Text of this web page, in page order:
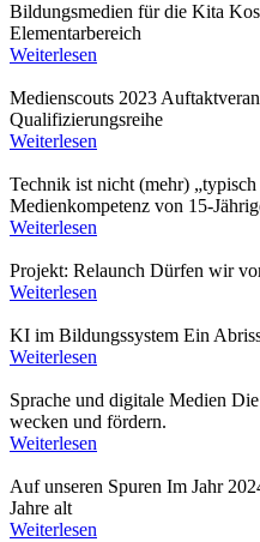
Bildungsmedien für die Kita
Elementarbereich
Weiterlesen
Medienscouts 2023
Qualifizierungsreihe
Weiterlesen
Technik ist nicht (mehr)
Medienkompetenz von 15-
Weiterlesen
Projekt: Relaunch Dürfen wir
Weiterlesen
KI im Bildungssystem Ein
Weiterlesen
Sprache und digitale Medien Die
wecken und fördern.
Weiterlesen
Auf unseren Spuren Im Jahr
Jahre alt
Weiterlesen